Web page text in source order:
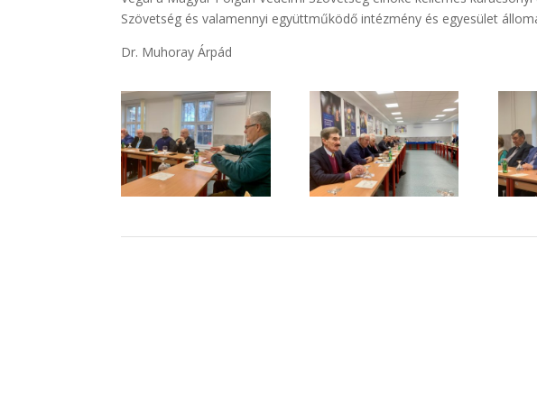
Szövetség és valamennyi együttműködő intézmény és egyesület
Dr. Muhoray Árpád